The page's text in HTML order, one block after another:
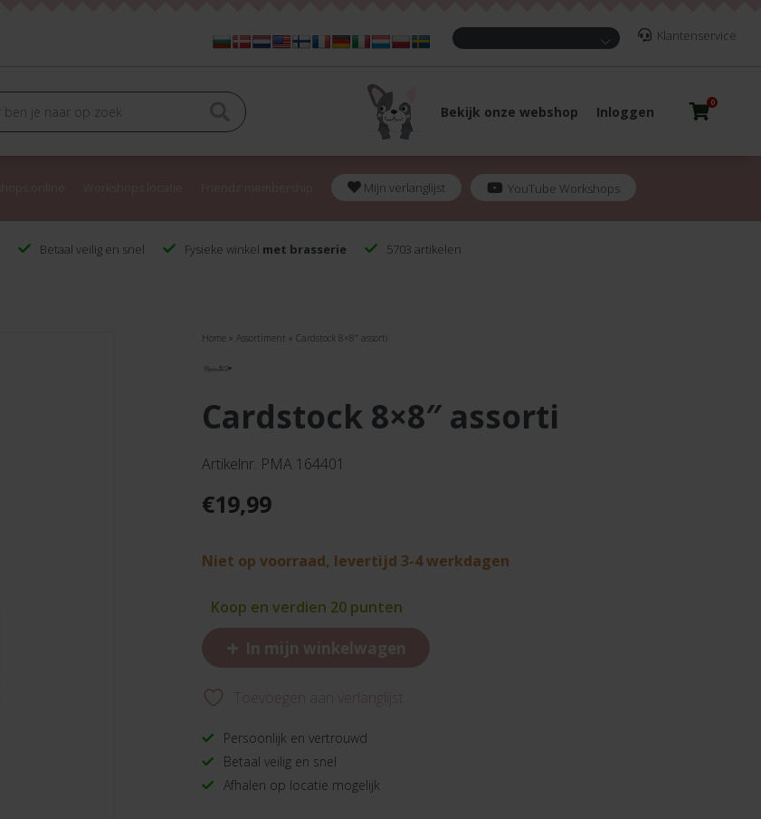
Klantenservice
Bekijk onze webshop Inloggen
0
Mijn verlanglijst YouTube Workshops
Betaal veilig en snel Fysieke winkel met brasserie 5703 artikelen
Home »Assortiment »Cardstock 8×8″ assorti
cardstock 8×8″ assorti
Artikelnr. PMA 164401
€19,99
Niet op voorraad, levertijd 3-4 werkdagen
Koop en verdien 20 punten
+ In mijn winkelwagen
Toevoegen aan verlanglijst
Persoonlijk en vertrouwd
Betaal veilig en snel
Afhalen op locatie mogelijk